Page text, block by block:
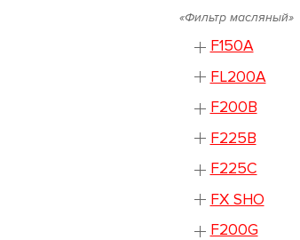
«Фильтр масляный»
F150A
FL200A
F200B
F225B
F225C
FX SHO
F200G